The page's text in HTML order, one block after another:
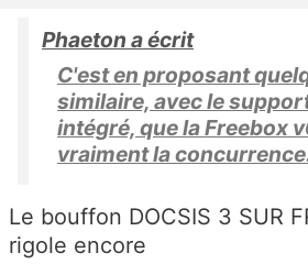
Phaeton a écrit
C'est en proposant
similaire, avec le
intégré, que la Freebox
vraiment la
Le bouffon DOCSIS 3 SUR
rigole encore